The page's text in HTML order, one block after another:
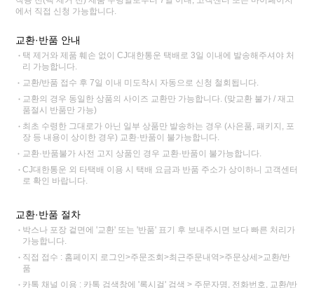
에서 직접 신청 가능합니다.
교환·반품 안내
택 제거와 제품 훼손 없이 CJ대한통운 택배로 3일 이내에 발송해주셔야 처
리 가능합니다.
교환/반품 접수 후 7일 이내 미도착시 자동으로 신청 철회됩니다.
교환의 경우 동일한 상품의 사이즈 교환만 가능합니다. (맞교환 불가 / 재고
품절시 반품만 가능)
최초 수령한 그대로가 아닌 일부 상품만 발송하는 경우 (사은품, 패키지, 포
장 등 내용이 상이한 경우) 교환·반품이 불가능합니다.
교환·반품불가 사전 고지 상품인 경우 교환·반품이 불가능합니다.
CJ대한통운 외 타택배 이용 시 택배 요금과 반품 주소가 상이하니 고객센터
로 확인 바랍니다.
교환·반품 절차
박스나 포장 겉면에 '교환' 또는 '반품' 표기 후 보내주시면 보다 빠른 처리가
가능합니다.
직접 접수 : 홈페이지 로그인>주문조회>최근주문내역>주문상세>교환/반
품
카톡 채널 이용 : 카톡 검색창에 '록시걸' 검색 > 주문자명, 전화번호, 교환/반